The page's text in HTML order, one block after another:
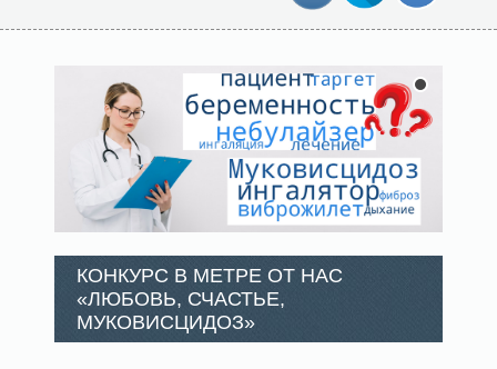
КОНКУРС В МЕТРЕ ОТ НАС
«ЛЮБОВЬ, СЧАСТЬЕ,
МУКОВИСЦИДОЗ»